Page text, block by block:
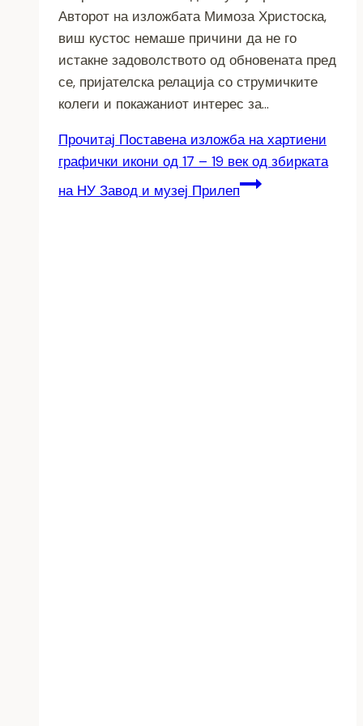
Авторот на изложбата Мимоза Христоска,
виш кустос немаше причини да не го
истакне задоволството од обновената пред
се, пријателска релација со струмичките
колеги и покажаниот интерес за…
Прочитај Поставена изложба на хартиени
графички икони од 17 – 19 век од збирката
на НУ Завод и музеј Прилеп